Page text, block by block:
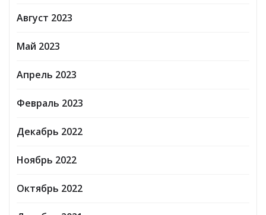
Август 2023
Май 2023
Апрель 2023
Февраль 2023
Декабрь 2022
Ноябрь 2022
Октябрь 2022